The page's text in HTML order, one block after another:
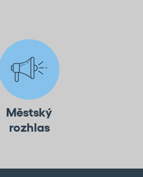
Městský
rozhlas